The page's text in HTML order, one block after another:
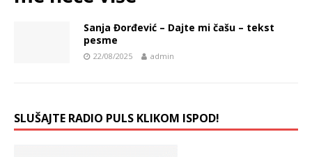
Sanja Đorđević – Dajte mi čašu – tekst
pesme
22/08/2025 admin
SLUŠAJTE RADIO PULS KLIKOM ISPOD!